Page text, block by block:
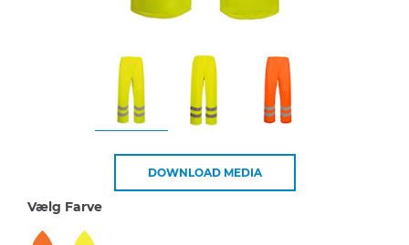
DOWNLOAD MEDIA
Vælg Farve